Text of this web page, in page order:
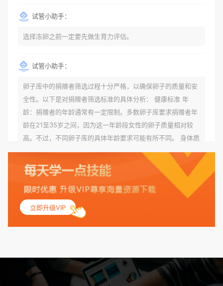
试管小助手：
选择冻卵之前一定要先做生育力评估。
试管小助手：
卵子库中的捐赠者筛选过程十分严格，以确保卵子的质量和安
全性。以下是对捐赠者筛选标准的具体分析： 健康标准 年
龄：捐赠者的年龄通常有一定限制。多数卵子库要求捐赠者年
龄在21至35岁之间，因为这一年龄段女性的卵子质量相对较
高。不过，不同卵子库的具体年龄要求可能有所不同。 身体质
量指数（BMI）：捐赠者的BMI通常需要在正常范围内，以确
保其身体健康状况良好。过高的BMI可能与多种健康问题相关
联，包括不孕症和妊娠并发症。 生殖健康：捐赠者需要有规律
的月经期，无生殖障碍或异常问题。此外，还需要进行详细的
妇科检查，以确保其生殖系统的健康。 遗传病史与家族病史：
捐赠者及其家庭成员需要无严重的遗传病史、精神病史和传染
病史。这通常需要通过基因检测、家族史调查和医疗记录审查
带任何可传染给受卵者的病原体。 药物与生活习惯：捐赠者需
要是非尼古丁使用者、非吸烟者、非吸毒者，并且未使用可能
立即升级VIP